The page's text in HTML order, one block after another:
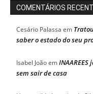
COMENTÁRIOS
Cesário Palassa em
saber o estado do seu
Isabel Joãoem
sem sair de casa